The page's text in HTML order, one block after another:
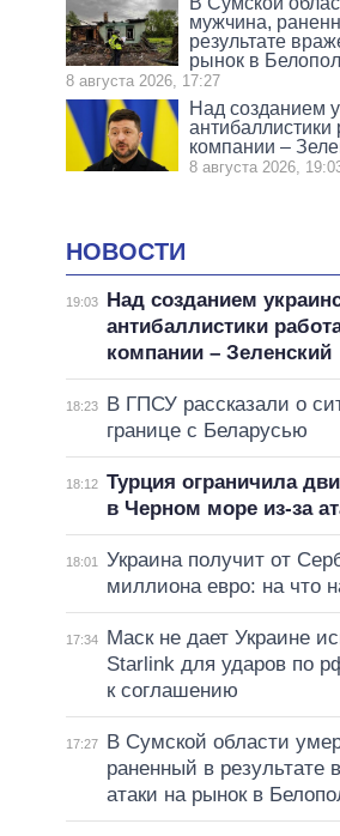
мужчина,
результате
рынок в
8 августа 2026, 17:27
Над созданием
компании –
8 августа 2026,
НОВОСТИ
19:03
Над созданием
антибаллистики
компании – Зеленский
18:23
В ГПСУ рассказали о
границе с Беларусью
18:12 Турция ограничила
в Черном море из-за
18:01
Украина получит от
миллиона евро: на что
17:34
Маск не дает Украине
Starlink для ударов по
к соглашению
17:27
В Сумской области
раненный в результате
атаки на рынок в